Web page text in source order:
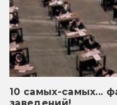
10 самых-самых...
заведений!